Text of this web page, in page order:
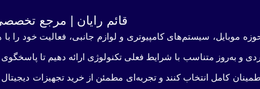
قائم رایان | مرجع
موبایل، سیستم‌های کامپیوتری و لوازم جانبی، فعالیت خود
و به‌روز متناسب با شرایط فعلی تکنولوژی ارائه دهیم تا
کامل انتخاب کنند و تجربه‌ای مطمئن از خرید تجهیزات